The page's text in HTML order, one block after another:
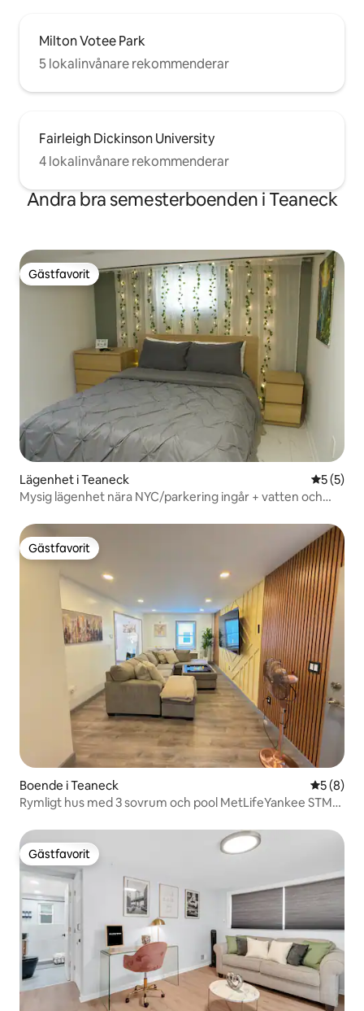
Milton Votee Park
5 lokalinvånare rekommenderar
Fairleigh Dickinson University
4 lokalinvånare rekommenderar
Andra bra semesterboenden i Teaneck
Gästfavorit
Gästfavorit
Lägenhet i Teaneck 5 av 5 i
5 (5)
Mysig lägenhet nära NYC/parkering ingår + vatten och
Gästfavorit
Gästfavorit
Boende i Teaneck 5 av 5 i
5 (8)
Rymligt hus med 3 sovrum och pool MetLifeYankee STM
Gästfavorit
Gästfavorit